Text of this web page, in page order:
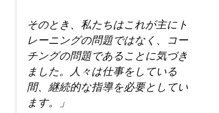
そのとき、私たちはこれが主にト
レーニングの問題ではなく、コー
チングの問題であることに気づき
ました。人々は仕事をしている
間、継続的な指導を必要としてい
ます。」